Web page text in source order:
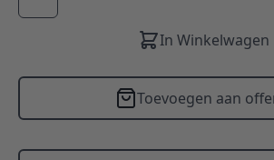
In Winkelwagen
Toevoegen aan